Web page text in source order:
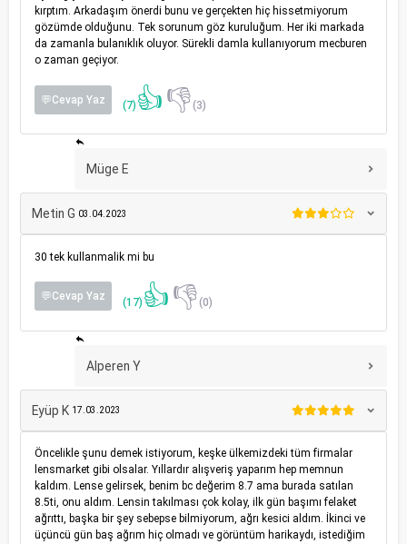
kırptım. Arkadaşım önerdi bunu ve gerçekten hiç hissetmiyorum
gözümde olduğunu. Tek sorunum göz kuruluğum. Her iki markada
da zamanla bulanıklık oluyor. Sürekli damla kullanıyorum mecburen
o zaman geçiyor.
💬Cevap Yaz (7) 👍👎(3)
Müge E
Metin G 03.04.2023
30 tek kullanmalik mi bu
💬Cevap Yaz (17) 👍👎(0)
Alperen Y
Eyüp K 17.03.2023
Öncelikle şunu demek istiyorum, keşke ülkemizdeki tüm firmalar
lensmarket gibi olsalar. Yıllardır alışveriş yaparım hep memnun
kaldım. Lense gelirsek, benim bc değerim 8.7 ama burada satılan
8.5ti, onu aldım. Lensin takılması çok kolay, ilk gün başımı felaket
ağrıttı, başka bir şey sebepse bilmiyorum, ağrı kesici aldım. İkinci ve
üçüncü gün baş ağrım hiç olmadı ve görüntüm harikaydı, istediğim